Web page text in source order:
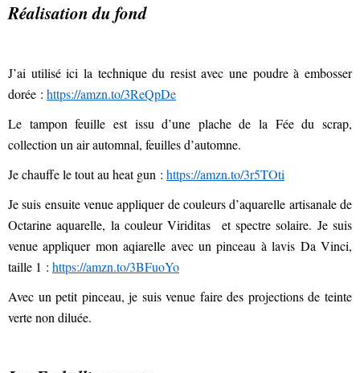
Réalisation du fond
J’ai utilisé ici la technique du resist avec une poudre à embosser
dorée : https://amzn.to/3ReQpDe
Le tampon feuille est issu d’une plache de la Fée du scrap,
collection un air automnal, feuilles d’automne.
Je chauffe le tout au heat gun : https://amzn.to/3r5TOti
Je suis ensuite venue appliquer de couleurs d’aquarelle artisanale de
Octarine aquarelle, la couleur Viriditas et spectre solaire. Je suis
venue appliquer mon aqiarelle avec un pinceau à lavis Da Vinci,
taille 1 : https://amzn.to/3BFuoYo
Avec un petit pinceau, je suis venue faire des projections de teinte
verte non diluée.